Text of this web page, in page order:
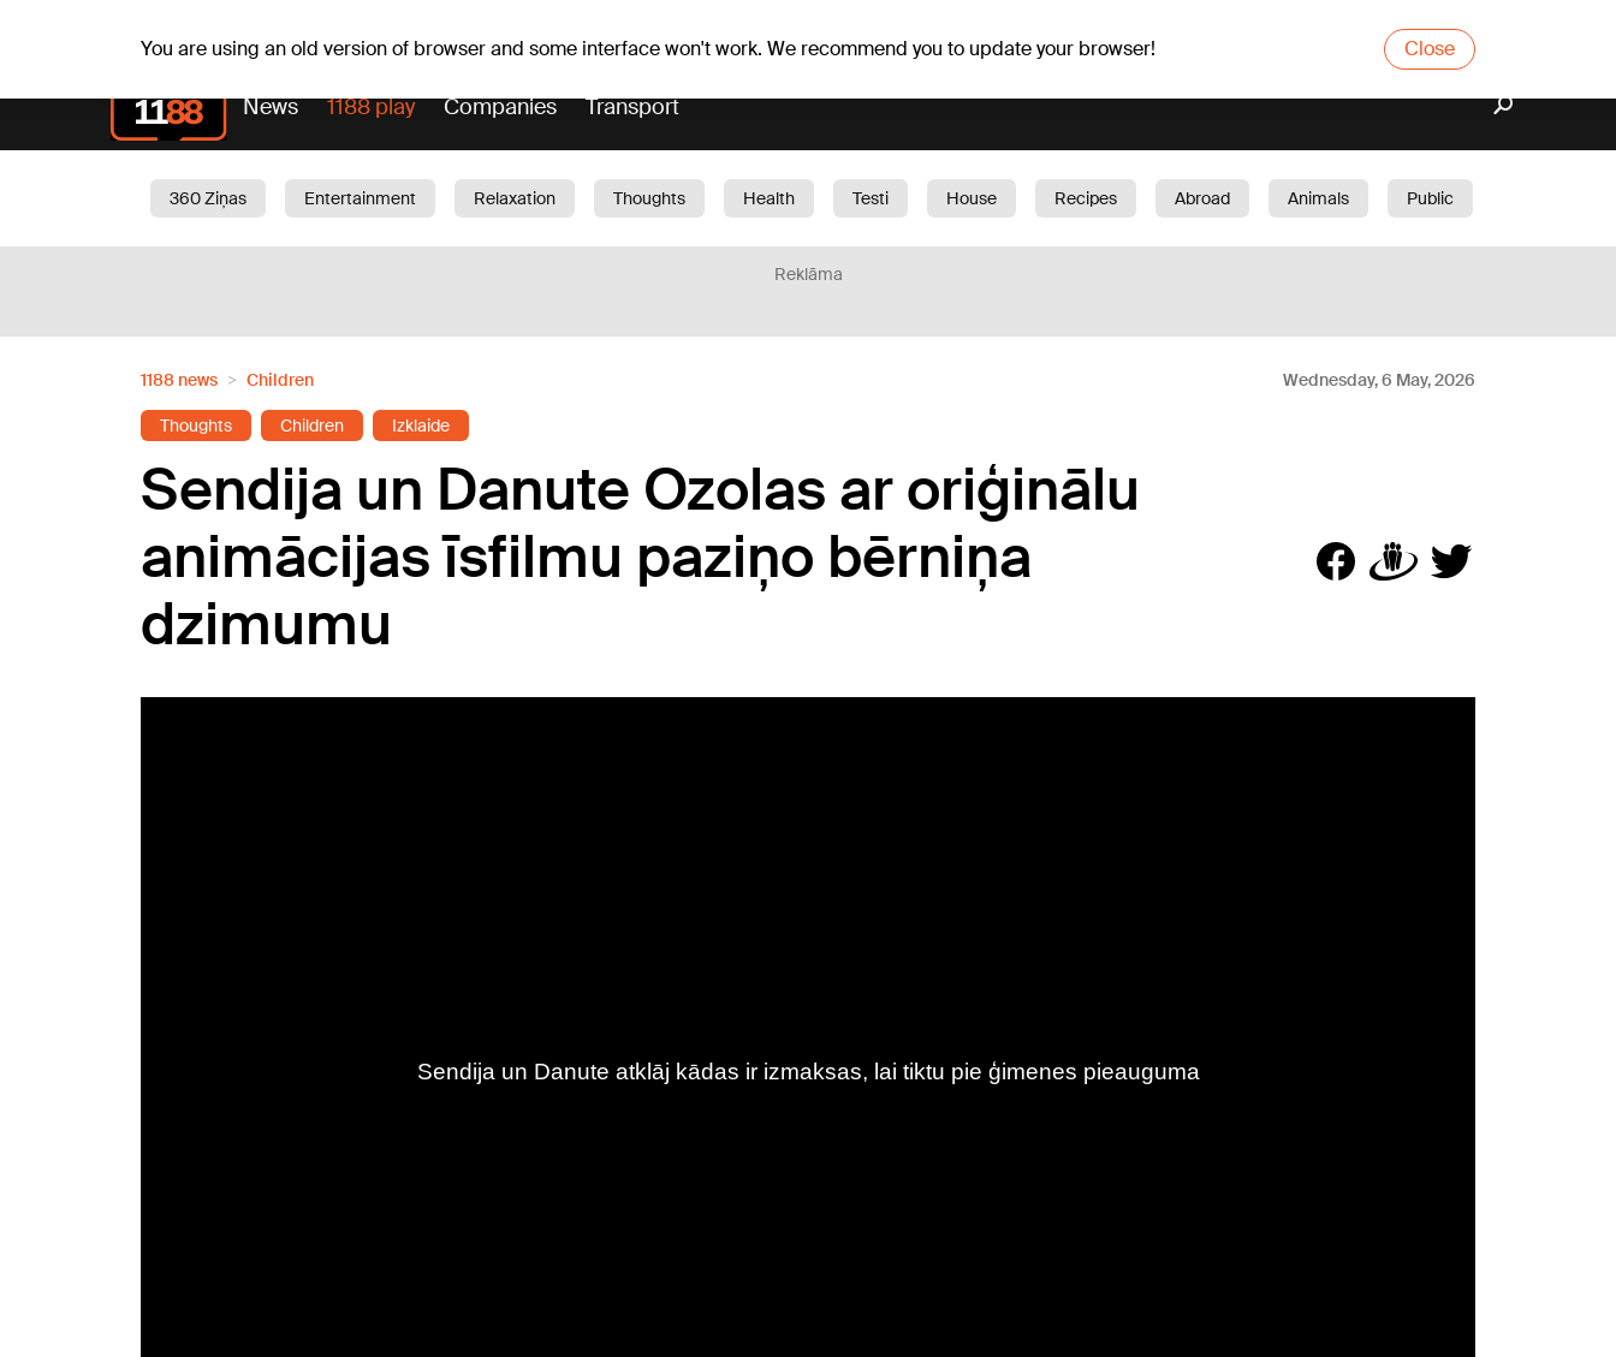
You are using an old version of browser and some interface won't work. We recommend you to update your browser! Close
News 1188 play Companies Transport
360 Ziņas Entertainment Relaxation Thoughts Health Testi House Recipes Abroad Animals
Public
Reklāma
1188 news Children Wednesday, 6 May, 2026
Thoughts Children Izklaide
Sendija un Danute Ozolas ar oriģinālu
animācijas īsfilmu paziņo bērniņa
dzimumu